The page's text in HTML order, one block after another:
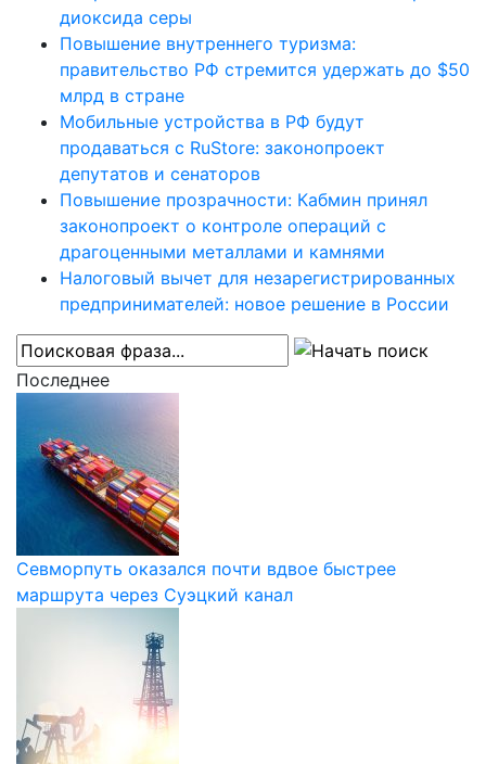
диоксида серы
Повышение внутреннего туризма:
правительство РФ стремится удержать до $50
млрд в стране
Мобильные устройства в РФ будут
продаваться с RuStore: законопроект
депутатов и сенаторов
Повышение прозрачности: Кабмин принял
законопроект о контроле операций с
драгоценными металлами и камнями
Налоговый вычет для незарегистрированных
предпринимателей: новое решение в России
Последнее
Севморпуть оказался почти вдвое быстрее
маршрута через Суэцкий канал